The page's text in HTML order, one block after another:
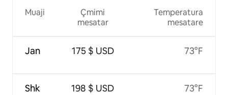
Muaji
Jan
Shk
Çmimi
mesatar
175 $ USD
198 $ USD
Temperatura
mesatare
73°F
73°F